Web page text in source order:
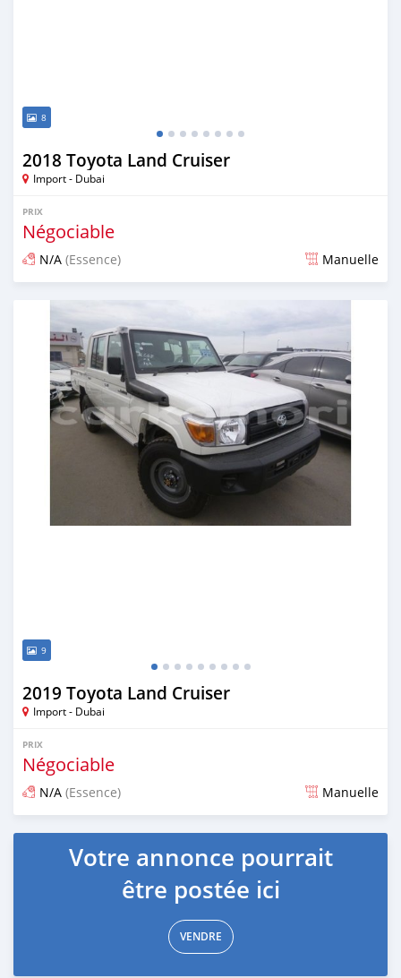
8
2018 Toyota Land Cruiser
Import - Dubai
PRIX
Négociable
N/A (Essence) Manuelle
9
2019 Toyota Land Cruiser
Import - Dubai
PRIX
Négociable
N/A (Essence) Manuelle
Publié il y a environ 7 ans
Votre annonce pourrait
être postée ici
VENDRE